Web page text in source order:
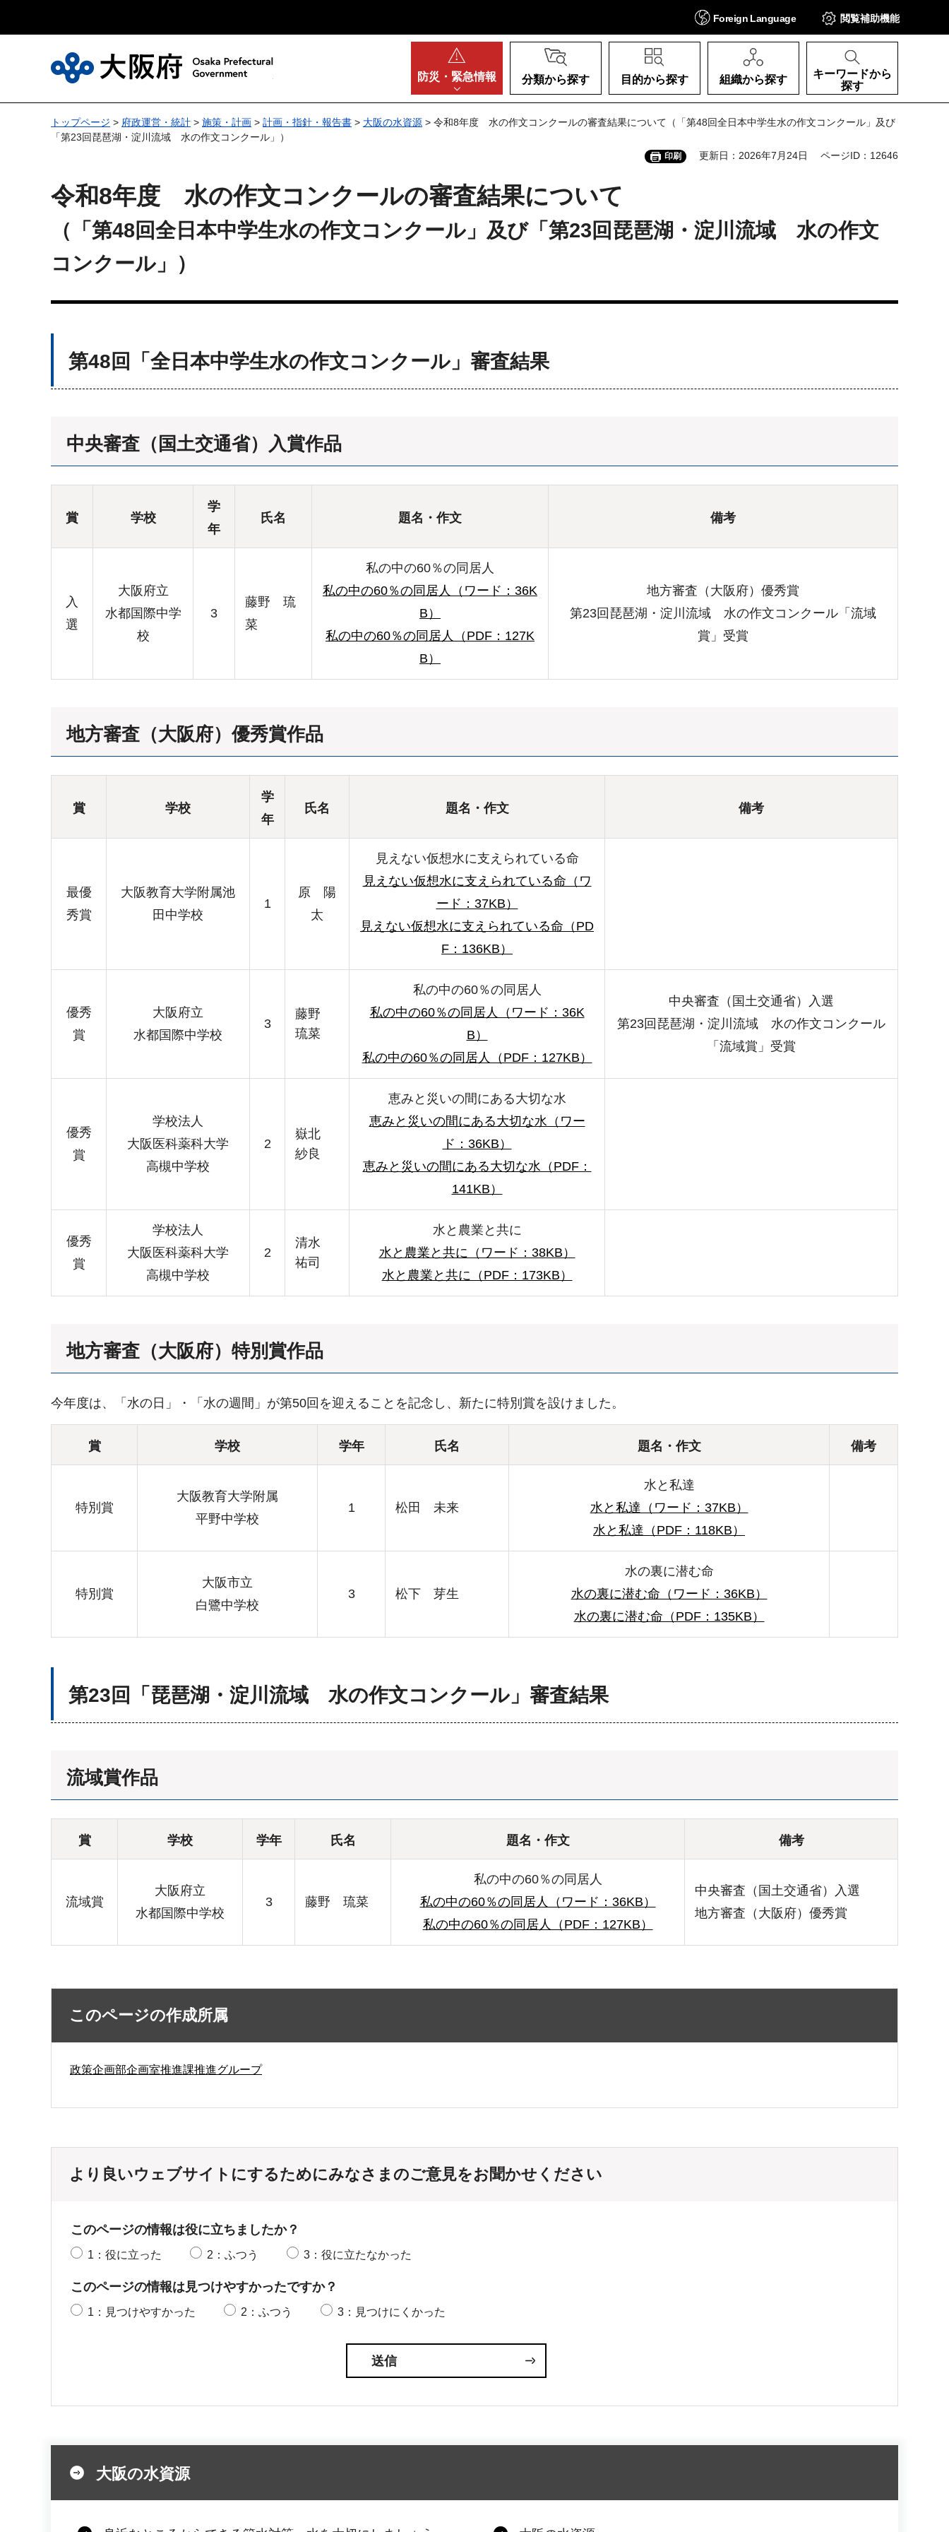
Foreign Language 閲覧補助機能
防災・ 緊急情報 分類から探す 目的から探す 組織から探す
キーワードから
探す
トップページ > 府政運営・統計 > 施策・計画 > 計画・指針・報告書 > 大阪の水資源 > 令和8年度 水の作文コンクールの審査結果について（「第48回全日本中学生水の作文コンクール」及び
「第23回琵琶湖・淀川流域 水の作文コンクール」）
印刷 更新日：2026年7月24日 ページID：12646
令和8年度 水の作文コンクールの審査結果について
（「第48回全日本中学生水の作文コンクール」及び「第23回琵琶湖・淀川流域 水の作文
コンクール」）
第48回「全日本中学生水の作文コンクール」審査結果
中央審査（国土交通省）入賞作品
賞 学校
学
年
氏名 題名・作文 備考
入
選
大阪府立
水都国際中学
校
3
藤野 琉
菜
私の中の60％の同居人
私の中の60％の同居人（ワード：36K
B）
私の中の60％の同居人（PDF：127K
B）
地方審査（大阪府）優秀賞
第23回琵琶湖・淀川流域 水の作文コンクール「流域
賞」受賞
地方審査（大阪府）優秀賞作品
賞 学校
学
年
氏名 題名・作文 備考
最優
秀賞
大阪教育大学附属池
田中学校
1
原 陽
太
見えない仮想水に支えられている命
見えない仮想水に支えられている命（ワ
ード：37KB）
見えない仮想水に支えられている命（PD
F：136KB）
優秀
賞
大阪府立
水都国際中学校
3
藤野
琉菜
私の中の60％の同居人
私の中の60％の同居人（ワード：36K
B）
私の中の60％の同居人（PDF：127KB）
中央審査（国土交通省）入選
第23回琵琶湖・淀川流域 水の作文コンクール
「流域賞」受賞
優秀
賞
学校法人
大阪医科薬科大学
高槻中学校
2
嶽北
紗良
恵みと災いの間にある大切な水
恵みと災いの間にある大切な水（ワー
ド：36KB）
恵みと災いの間にある大切な水（PDF：
141KB）
優秀
賞
学校法人
大阪医科薬科大学
高槻中学校
2
清水
祐司
水と農業と共に
水と農業と共に（ワード：38KB）
水と農業と共に（PDF：173KB）
地方審査（大阪府）特別賞作品
今年度は、「水の日」・「水の週間」が第50回を迎えることを記念し、新たに特別賞を設けました。
賞 学校 学年 氏名 題名・作文 備考
特別賞
大阪教育大学附属
平野中学校
1 松田 未来
水と私達
水と私達（ワード：37KB）
水と私達（PDF：118KB）
特別賞
大阪市立
白鷺中学校
3 松下 芽生
水の裏に潜む命
水の裏に潜む命（ワード：36KB）
水の裏に潜む命（PDF：135KB）
第23回「琵琶湖・淀川流域 水の作文コンクール」審査結果
流域賞作品
賞 学校 学年 氏名 題名・作文 備考
流域賞
大阪府立
水都国際中学校
3 藤野 琉菜
私の中の60％の同居人
私の中の60％の同居人（ワード：36KB）
私の中の60％の同居人（PDF：127KB）
中央審査（国土交通省）入選
地方審査（大阪府）優秀賞
このページの作成所属
政策企画部企画室推進課推進グループ
より良いウェブサイトにするためにみなさまのご意見をお聞かせください
このページの情報は役に立ちましたか？
1：役に立った 2：ふつう 3：役に立たなかった
このページの情報は見つけやすかったですか？
1：見つけやすかった 2：ふつう 3：見つけにくかった
大阪の水資源